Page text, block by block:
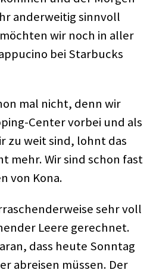
anderweitig sinnvoll
wir noch in aller
bei Starbucks
mal nicht, denn wir
Center vorbei und als
zu weit sind, lohnt das
mehr. Wir sind schon fast
von Kona.
sehr voll
Leere gerechnet.
dass heute Sonntag
abreisen müssen. Der